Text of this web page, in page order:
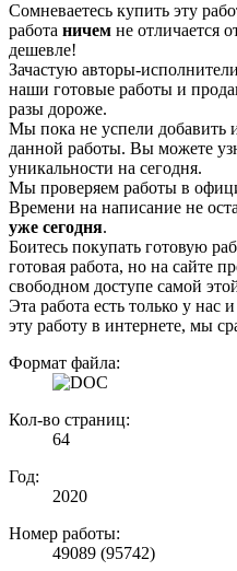
Сомневаетесь купить эту
работа ничем не отличается
дешевле!
Зачастую авторы-
наши готовые работы и
разы дороже.
Мы пока не успели добавить
данной работы. Вы можете
уникальности на сегодня.
Мы проверяем работы в
Времени на написание не
уже сегодня.
Боитесь покупать готовую
готовая работа, но на сайте
свободном доступе самой
Эта работа есть только у
эту работу в интернете, мы
Формат файла:
Кол-во страниц:
64
Год:
2020
Номер работы:
49089 (95742)